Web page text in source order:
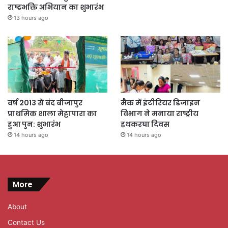
राष्ट्रभक्ति अभियान का शुभारंभ
13 hours ago
वर्ष 2013 से बंद बीजापुर
प्राथमिक शाला मेट्टापारा का
हुआ पुन: शुभारंभ
14 hours ago
मैक में इंटीरियर डिजाइन
विभाग ने मनाया राष्ट्रीय
हथकरघा दिवस
14 hours ago
More
About
Contact Us